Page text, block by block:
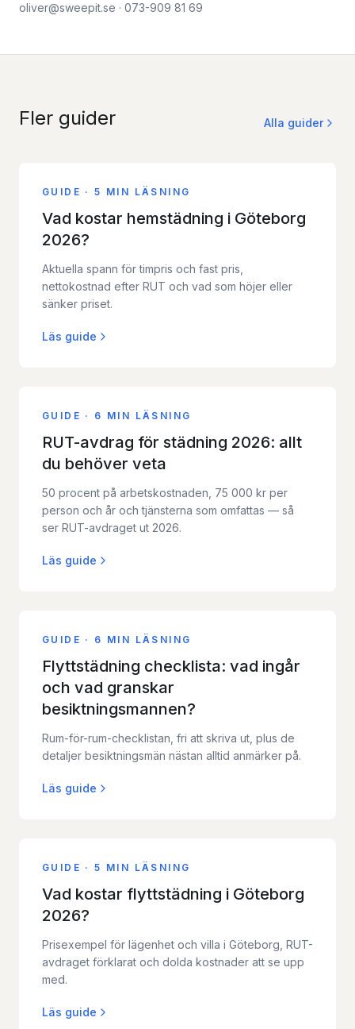
oliver@sweepit.se · 073-909 81 69
Fler guider Alla guider
GUIDE ·5 MIN LÄSNING
Vad kostar hemstädning i Göteborg
2026?
Aktuella spann för timpris och fast pris,
nettokostnad efter RUT och vad som höjer eller
sänker priset.
Läs guide
GUIDE · 6 MIN LÄSNING
RUT-avdrag för städning 2026: allt
du behöver veta
50 procent på arbetskostnaden, 75 000 kr per
person och år och tjänsterna som omfattas — så
ser RUT-avdraget ut 2026.
Läs guide
GUIDE · 6 MIN LÄSNING
Flyttstädning checklista: vad ingår
och vad granskar
besiktningsmannen?
Rum-för-rum-checklistan, fri att skriva ut, plus de
detaljer besiktningsmän nästan alltid anmärker på.
Läs guide
GUIDE ·5 MIN LÄSNING
Vad kostar flyttstädning i Göteborg
2026?
Prisexempel för lägenhet och villa i Göteborg, RUT-
avdraget förklarat och dolda kostnader att se upp
med.
Läs guide